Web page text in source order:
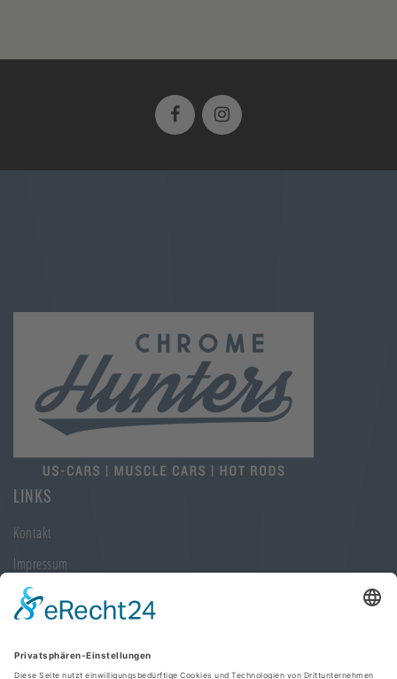
LINKS
Kontakt
Impressum
Datenschutz
KONTAKTINFORMATIONEN
Chrome Hunters GmbH